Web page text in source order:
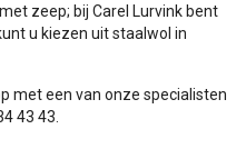
zeep; bij Carel Lurvink bent
u kiezen uit staalwol in
met een van onze specialisten
43 43.